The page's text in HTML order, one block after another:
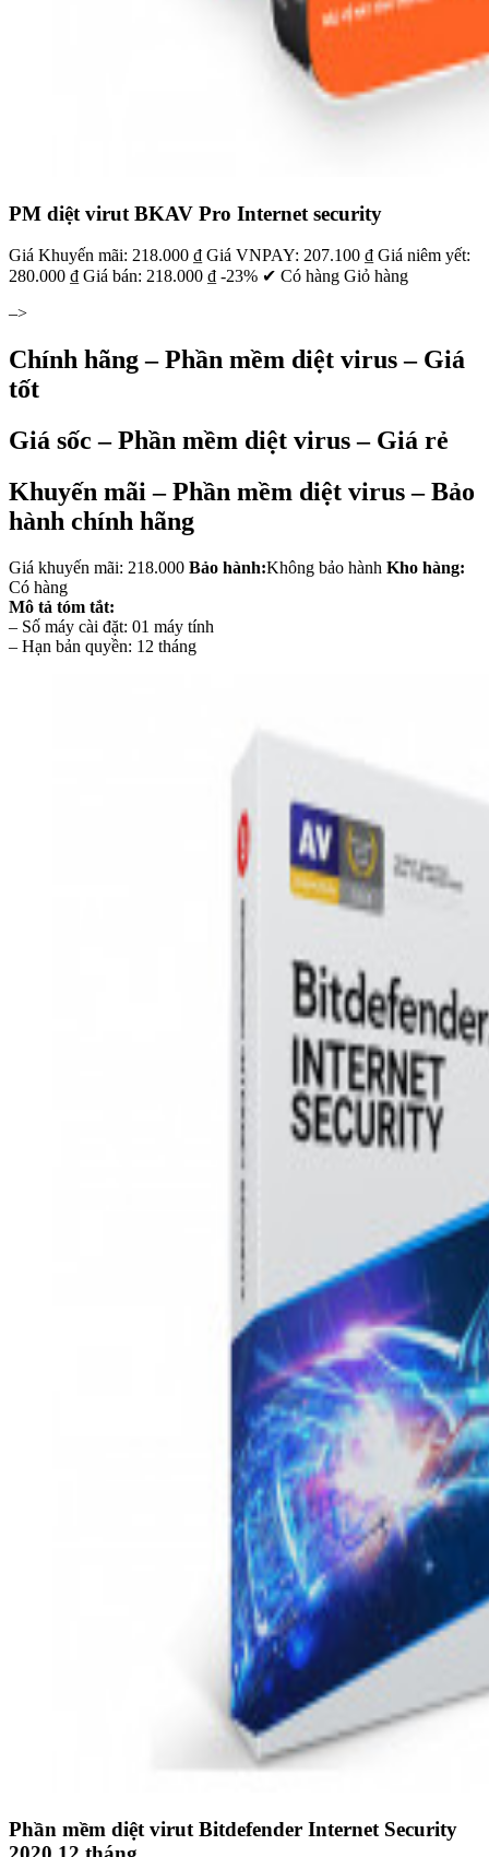
PM diệt virut BKAV Pro Internet security
Giá Khuyến mãi: 218.000 ₫ Giá VNPAY: 207.100 ₫ Giá niêm yết:
280.000 ₫ Giá bán: 218.000 ₫ -23% ✔ Có hàng Giỏ hàng
–>
Chính hãng – Phần mềm diệt virus – Giá
tốt
Giá sốc – Phần mềm diệt virus – Giá rẻ
Khuyến mãi – Phần mềm diệt virus – Bảo
hành chính hãng
Giá khuyến mãi: 218.000 Bảo hành:Không bảo hành Kho hàng:
Có hàng
Mô tả tóm tắt:
– Số máy cài đặt: 01 máy tính
– Hạn bản quyền: 12 tháng
Phần mềm diệt virut Bitdefender Internet Security